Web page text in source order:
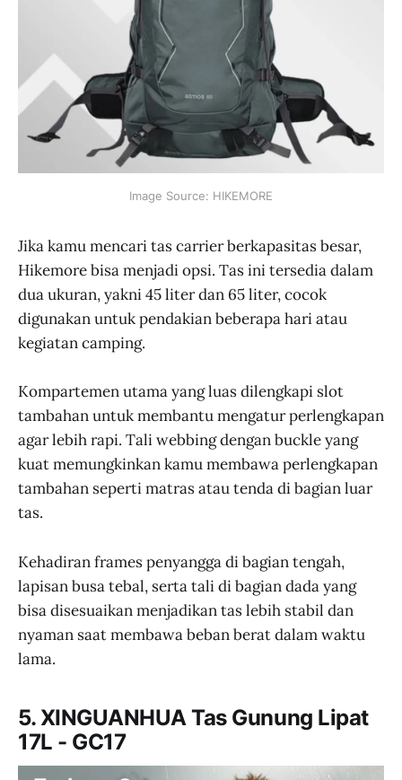
Image Source: HIKEMORE
Jika kamu mencari tas carrier berkapasitas besar,
Hikemore bisa menjadi opsi. Tas ini tersedia dalam
dua ukuran, yakni 45 liter dan 65 liter, cocok
digunakan untuk pendakian beberapa hari atau
kegiatan camping.
Kompartemen utama yang luas dilengkapi slot
tambahan untuk membantu mengatur perlengkapan
agar lebih rapi. Tali webbing dengan buckle yang
kuat memungkinkan kamu membawa perlengkapan
tambahan seperti matras atau tenda di bagian luar
tas.
Kehadiran frames penyangga di bagian tengah,
lapisan busa tebal, serta tali di bagian dada yang
bisa disesuaikan menjadikan tas lebih stabil dan
nyaman saat membawa beban berat dalam waktu
lama.
5. XINGUANHUA Tas Gunung Lipat
17L - GC17